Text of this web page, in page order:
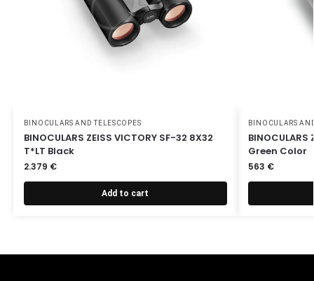
BINOCULARS AND TELESCOPES
BINOCULARS ZEISS VICTORY SF-32 8X32
T*LT Black
2.379 €
Add to cart
BINOCULARS
BINOCULARS
Green Color
563 €